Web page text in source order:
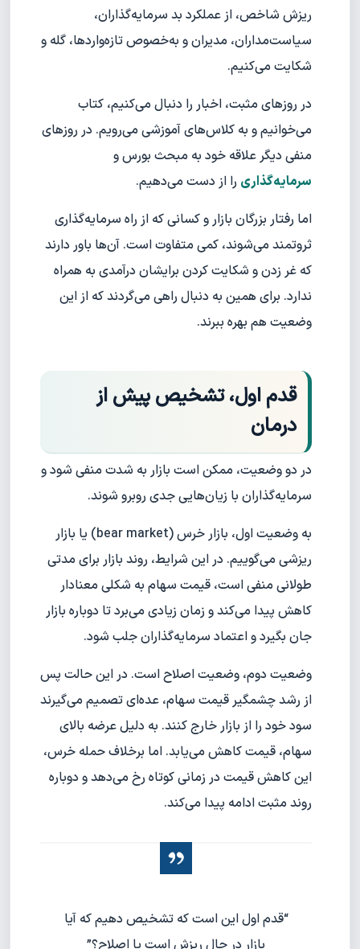
ریزش شاخص، از عملکرد بد سرمایه‌گذاران،
سیاست‌مداران، مدیران و به‌خصوص تازه‌واردها، گله و
شکایت می‌کنیم.
در روزهای مثبت، اخبار را دنبال می‌کنیم، کتاب
می‌خوانیم و به کلاس‌های آموزشی می‌رویم. در روزهای
منفی دیگر علاقه خود به مبحث بورس و
سرمایه‌گذاری را از دست می‌دهیم.
اما رفتار بزرگان بازار و کسانی که از راه سرمایه‌گذاری
ثروتمند می‌شوند، کمی متفاوت است. آن‌ها باور دارند
که غر زدن و شکایت کردن برایشان درآمدی به همراه
ندارد. برای همین به دنبال راهی می‌گردند که از این
وضعیت هم بهره ببرند.
قدم اول، تشخیص پیش از
درمان
در دو وضعیت، ممکن است بازار به شدت منفی شود و
سرمایه‌گذاران با زیان‌هایی جدی روبرو شوند.
به وضعیت اول، بازار خرس (bear market) یا بازار
ریزشی می‌گوییم. در این شرایط، روند بازار برای مدتی
طولانی منفی است، قیمت سهام به شکلی معنادار
کاهش پیدا می‌کند و زمان زیادی می‌برد تا دوباره بازار
جان بگیرد و اعتماد سرمایه‌گذاران جلب شود.
وضعیت دوم، وضعیت اصلاح است. در این حالت پس
از رشد چشمگیر قیمت سهام، عده‌ای تصمیم می‌گیرند
سود خود را از بازار خارج کنند. به دلیل عرضه بالای
سهام، قیمت کاهش می‌یابد. اما برخلاف حمله خرس،
این کاهش قیمت در زمانی کوتاه رخ می‌دهد و دوباره
روند مثبت ادامه پیدا می‌کند.
“قدم اول این است که تشخیص دهیم که آیا
بازار در حال ریزش است یا اصلاح؟”